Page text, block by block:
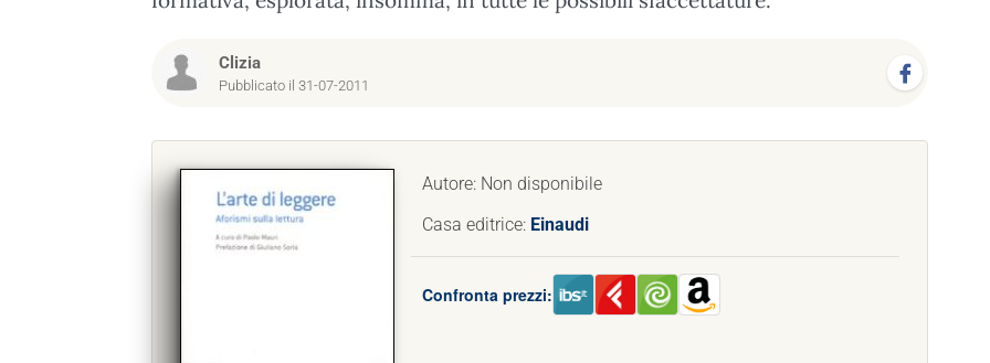
Clizia
Pubblicato il 31-07-2011
Autore: Non disponibile
Casa editrice: Einaudi
Confronta prezzi: